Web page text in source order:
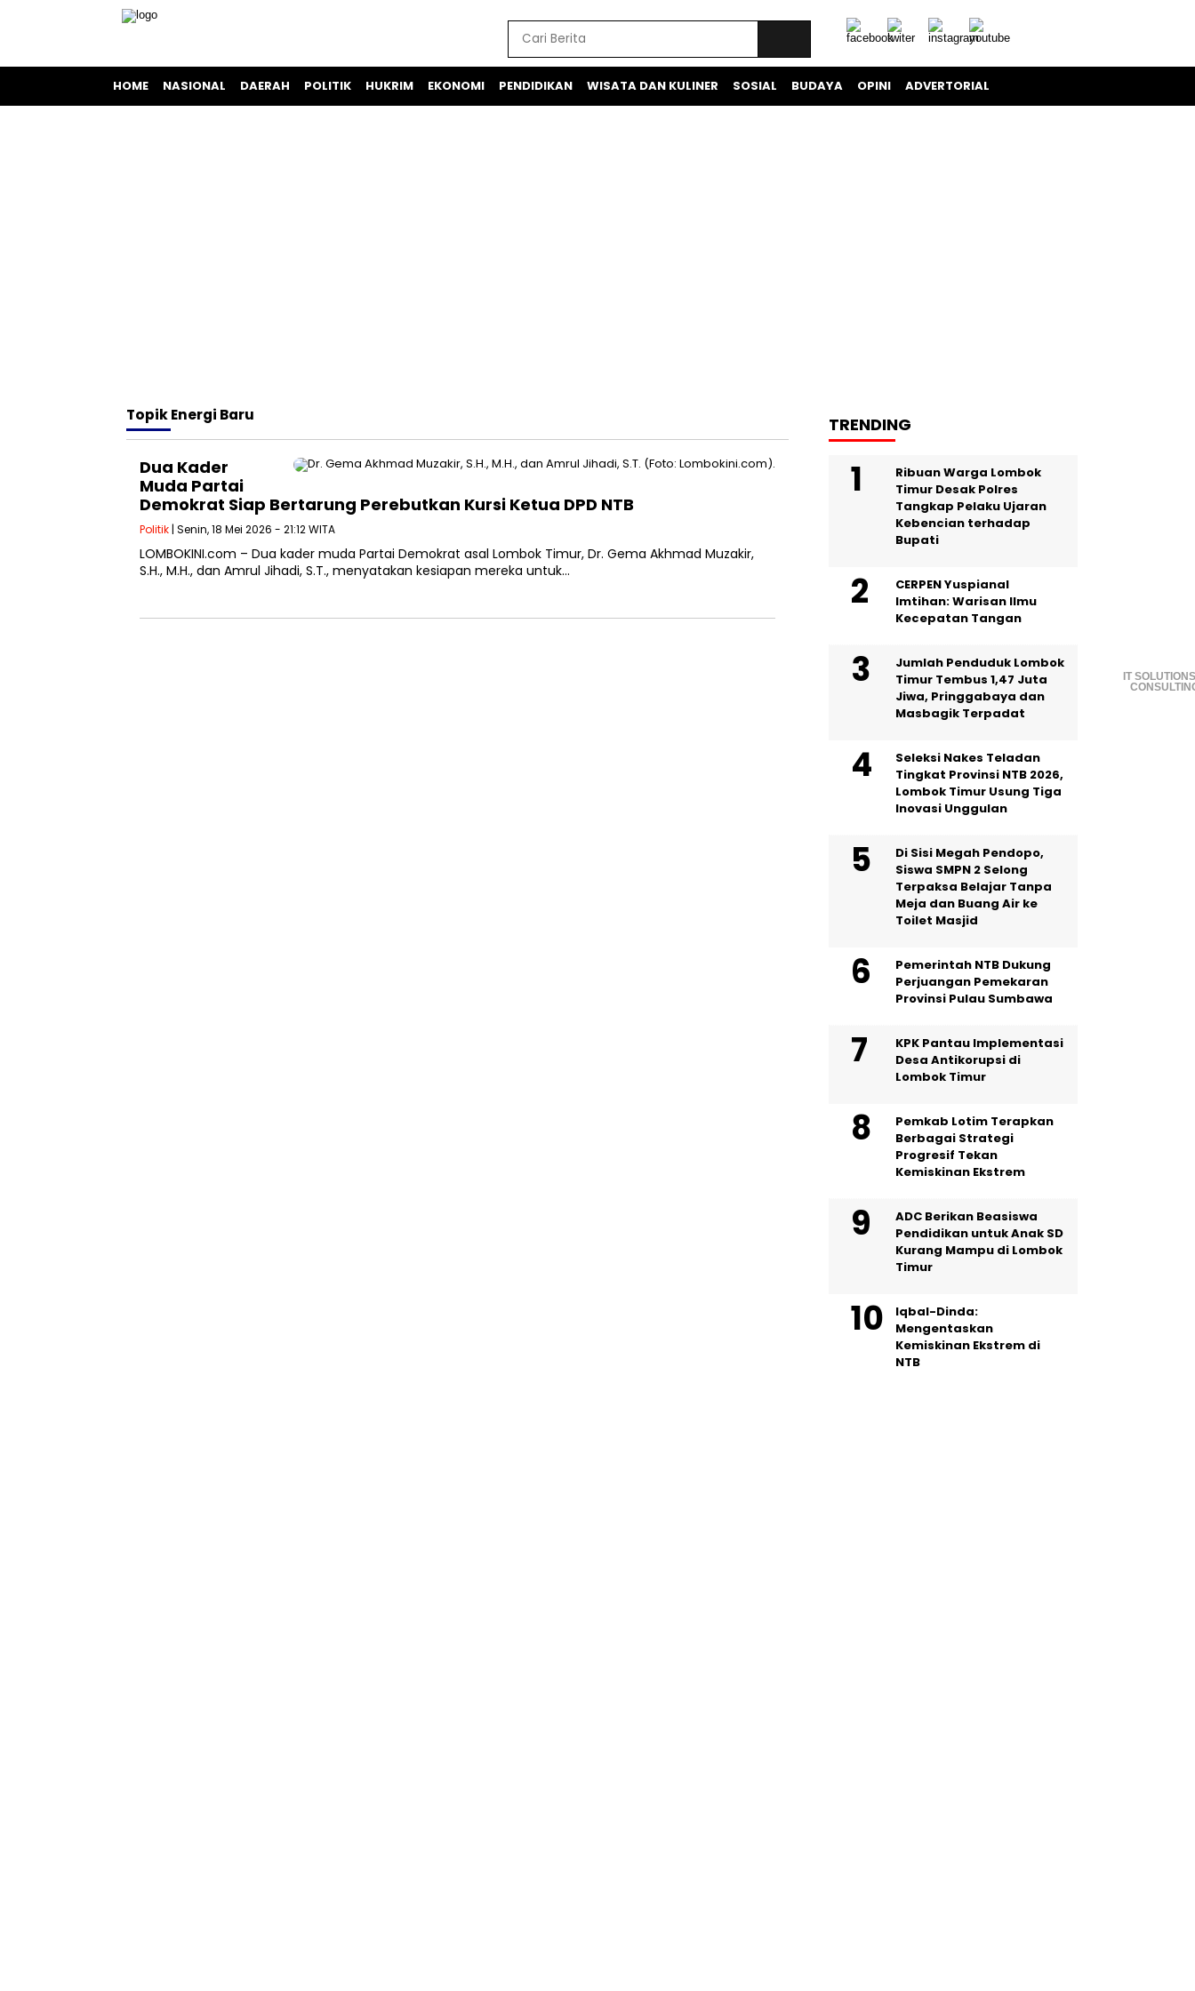
HOME NASIONAL DAERAH POLITIK HUKRIM EKONOMI PENDIDIKAN WISATA DAN KULINER SOSIAL BUDAYA OPINI ADVERTORIAL
IT
TopikEnergi Baru
Dua Kader
Muda Partai
Demokrat Siap Bertarung Perebutkan Kursi Ketua DPD NTB
Politik | Senin, 18 Mei 2026 - 21:12 WITA
LOMBOKINI.com – Dua kader muda Partai Demokrat asal Lombok Timur, Dr. Gema Akhmad Muzakir,
S.H., M.H., dan Amrul Jihadi, S.T., menyatakan kesiapan mereka untuk…
TRENDING
Ribuan Warga Lombok
Timur Desak Polres
Tangkap Pelaku Ujaran
Kebencian terhadap
Bupati
CERPEN Yuspianal
Imtihan: Warisan Ilmu
Kecepatan Tangan
Jumlah Penduduk Lombok
Timur Tembus 1,47 Juta
Jiwa, Pringgabaya dan
Masbagik Terpadat
Seleksi Nakes Teladan
Tingkat Provinsi NTB 2026,
Lombok Timur Usung Tiga
Inovasi Unggulan
Di Sisi Megah Pendopo,
Siswa SMPN 2 Selong
Terpaksa Belajar Tanpa
Meja dan Buang Air ke
Toilet Masjid
Pemerintah NTB Dukung
Perjuangan Pemekaran
Provinsi Pulau Sumbawa
KPK Pantau Implementasi
Desa Antikorupsi di
Lombok Timur
Pemkab Lotim Terapkan
Berbagai Strategi
Progresif Tekan
Kemiskinan Ekstrem
ADC Berikan Beasiswa
Pendidikan untuk Anak SD
Kurang Mampu di Lombok
Timur
Iqbal-Dinda:
Mengentaskan
Kemiskinan Ekstrem di
NTB